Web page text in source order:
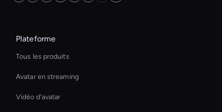
Plateforme
Tous les produits
Avatar en streaming
Vidéo d'avatar